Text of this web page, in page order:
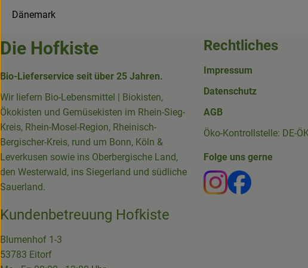
Dänemark
Die Hofkiste
Bio-Lieferservice seit über 25 Jahren.
Wir liefern Bio-Lebensmittel | Biokisten,
Ökokisten und Gemüsekisten im Rhein-Sieg-
Kreis, Rhein-Mosel-Region, Rheinisch-
Bergischer-Kreis, rund um Bonn, Köln &
Leverkusen sowie ins Oberbergische Land,
den Westerwald, ins Siegerland und südliche
Sauerland.
Kundenbetreuung Hofkiste
Blumenhof 1-3
53783 Eitorf
Rechtliches
Impressum
Datenschutz
AGB
Öko-Kontrollstelle: DE-
Folge uns gerne
Externer Link zu
Externer